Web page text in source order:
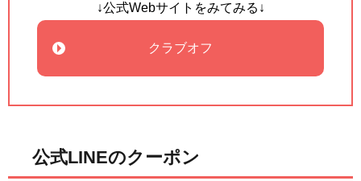
↓公式Webサイトをみてみる↓
クラブオフ
公式LINEのクーポン